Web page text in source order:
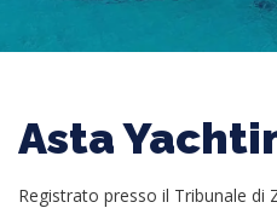
Asta
Registrato presso il Tribunale di